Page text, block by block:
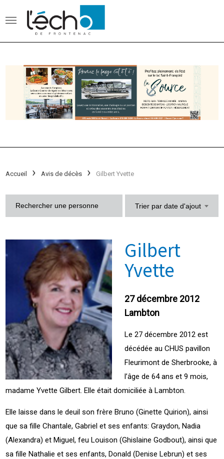
Accueil Avis de décès Gilbert Yvette
Trier par date d'ajout
Gilbert
Yvette
27 décembre 2012
Lambton
Le 27 décembre 2012 est
décédée au CHUS pavillon
Fleurimont de Sherbrooke, à
l’âge de 64 ans et 9 mois,
madame Yvette Gilbert. Elle était domiciliée à Lambton.
Elle laisse dans le deuil son frère Bruno (Ginette Quirion), ainsi
que sa fille Chantale, Gabriel et ses enfants: Graydon, Nadia
(Alexandra) et Miguel, feu Louison (Ghislaine Godbout), ainsi que
sa fille Nathalie et ses enfants, Donald (Denise Lebrun) et ses